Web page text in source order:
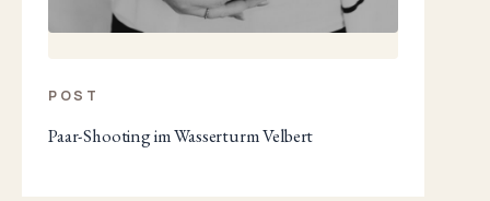
POST
Paar-Shooting im Wasserturm Velbert